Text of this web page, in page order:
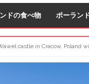
ドの食べ物 ポーラン
castle in Cracow, Poland